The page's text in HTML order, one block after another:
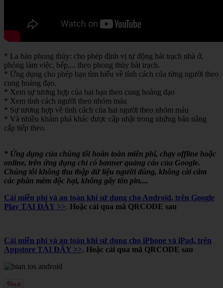
* La bàn phong thủy: cho phép định vị tự động bát trạch nhà ở,
phòng làm việc, bếp,... theo phong thủy bát trạch.
* Ứng dụng cho phép bạn tìm hiểu về tính cách của từng người theo
cung hoàng đạo.
* Xem sự tương hợp của hai bạn theo cung hoàng đạo
* Xem tính cách người theo nhóm máu
* Sự tương hợp về tính cách của hai người theo nhóm máu
* Và nhiều khám phá khác được cập nhật trong những bản nâng
cấp tiếp theo.
* Ứng dụng của chúng tôi hoàn toàn miễn phí, chạy offline hoặc
online, trên ứng dụng chỉ có banner quảng cáo của Google.
Chúng tôi không thu thập dữ liệu người dùng, không cài cắm
các phần mềm độc hại, không gây tốn pin,...
Cài miễn phí và an toàn khi sử dụng cho Android, trên Google
Play TẠI ĐÂY >>. Hoặc cài qua mã QRCODE sau
Cài miễn phí và an toàn khi sử dụng cho iPhone và iPad, trên
Appstore TẠI ĐÂY >>. Hoặc cài qua mã QRCODE sau